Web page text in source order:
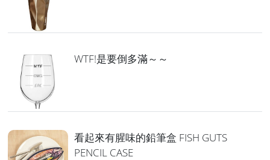
WTF!是要倒多滿～～
看起來有腥味的鉛筆盒 FISH GUTS
PENCIL CASE